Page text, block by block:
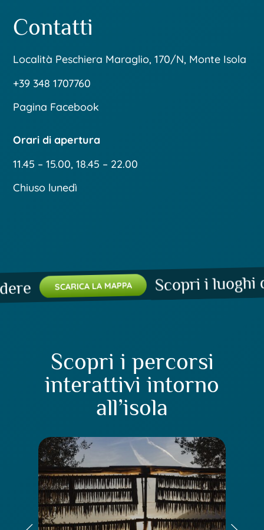
Contatti
Località Peschiera Maraglio, 170/N, Monte Isola
+39 348 1707760
Pagina Facebook
Orari di apertura
11.45 – 15.00, 18.45 – 22.00
Chiuso lunedì
SCARICA LA MAPPA Scopri i luoghi da
Scopri i percorsi
interattivi intorno
all’isola